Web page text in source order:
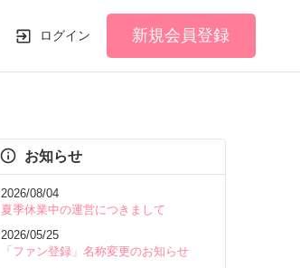
ログイン 新規会員登録
お知らせ
2026/08/04
夏季休業中の運営につきまして
2026/05/25
「ファン登録」名称変更のお知らせ